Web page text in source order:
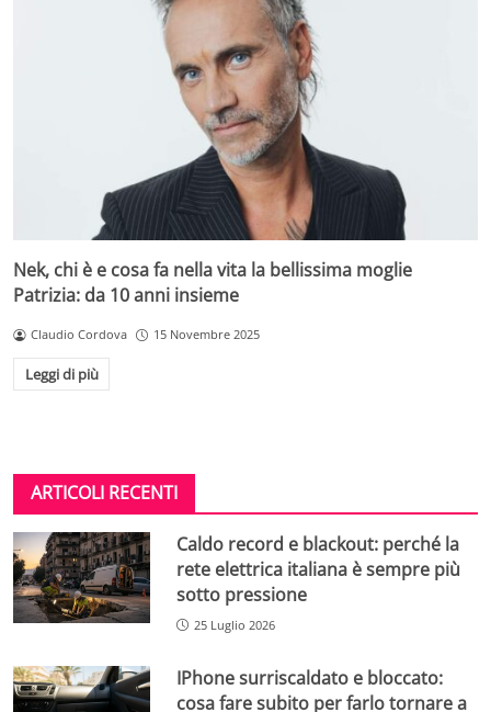
Nek, chi è e cosa fa nella vita la bellissima moglie
Patrizia: da 10 anni insieme
Claudio Cordova 15 Novembre 2025
Leggi di più
ARTICOLI RECENTI
Caldo record e blackout: perché la
rete elettrica italiana è sempre più
sotto pressione
25 Luglio 2026
IPhone surriscaldato e bloccato:
cosa fare subito per farlo tornare a